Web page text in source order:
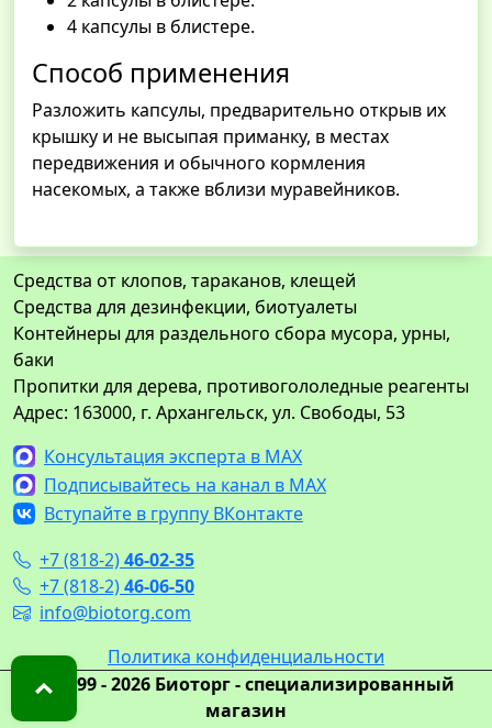
4 капсулы в блистере.
Способ применения
Разложить капсулы, предварительно открыв их
крышку и не высыпая приманку, в местах
передвижения и обычного кормления
насекомых, а также вблизи муравейников.
Средства от клопов, тараканов, клещей
Средства для дезинфекции, биотуалеты
Контейнеры для раздельного сбора мусора, урны,
баки
Пропитки для дерева, противогололедные реагенты
Адрес: 163000, г. Архангельск, ул. Свободы, 53
Консультация эксперта в MAX
Подписывайтесь на канал в MAX
Вступайте в группу ВКонтакте
+7 (818-2)46-02-35
+7 (818-2)46-06-50
info@biotorg.com
Политика конфиденциальности
© 1999 - 2026 Биоторг - специализированный
магазин